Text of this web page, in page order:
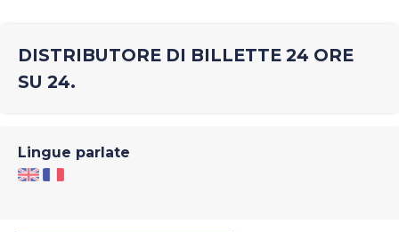
DISTRIBUTORE DI BILLETTE 24 ORE
SU 24.
Lingue parlate